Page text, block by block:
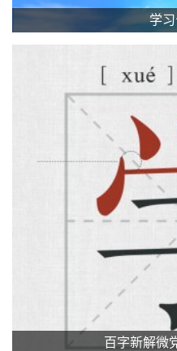
学
百字新解微